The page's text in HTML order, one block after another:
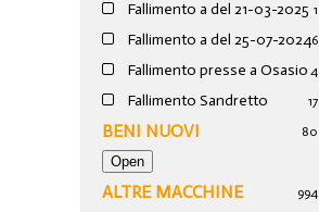
Fallimento a del 21-03-2025 1
Fallimento a del 25-07-20246
Fallimento presse a Osasio 4
Fallimento Sandretto 17
BENI NUOVI 80
ALTRE MACCHINE 994